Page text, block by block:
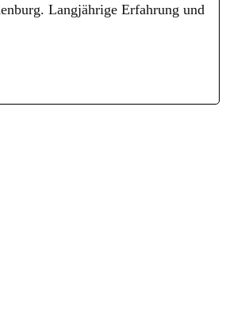
Langjährige Erfahrung und